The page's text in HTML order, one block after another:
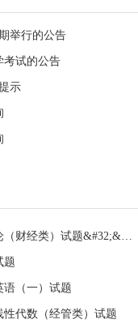
举行的公告
考试的公告
示
全国2024年4月自学考试经济法概论（财经类）试题&#32;&#32;
题
语（一）试题
性代数（经管类）试题